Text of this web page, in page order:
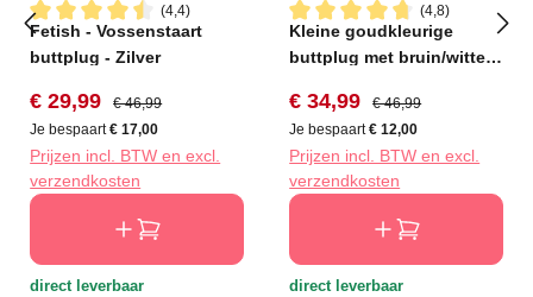
(4,4)
Gemiddelde waardering van 4.4 van 5 sterren
Fetish - Vossenstaart
buttplug - Zilver
Verkoopprijs:
€ 29,99 Normale prijs:
€ 46,99
Je bespaart€ 17,00
Prijzen incl. BTW en excl.
verzendkosten
direct leverbaar
(4,8)
Gemiddelde waardering van
Kleine goudkleurige
buttplug met bruin/witte
Verkoopprijs:
€ 34,99 Normale prijs:
€ 46,99
Je bespaart€ 12,00
Prijzen incl. BTW en excl.
verzendkosten
direct leverbaar